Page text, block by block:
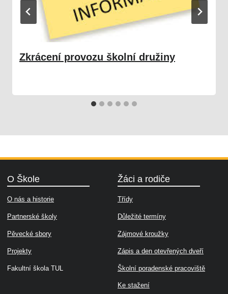
Zkrácení provozu školní družiny
O Škole
O nás a historie
Partnerské školy
Pěvecké sbory
Projekty
Fakultní škola TUL
Žáci a rodiče
Třídy
Důležité termíny
Zájmové kroužky
Zápis a den otevřených dveří
Školní poradenské pracoviště
Ke stažení